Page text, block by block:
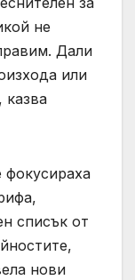
не
Дали
или
казва
фокусираха
списък от
нови